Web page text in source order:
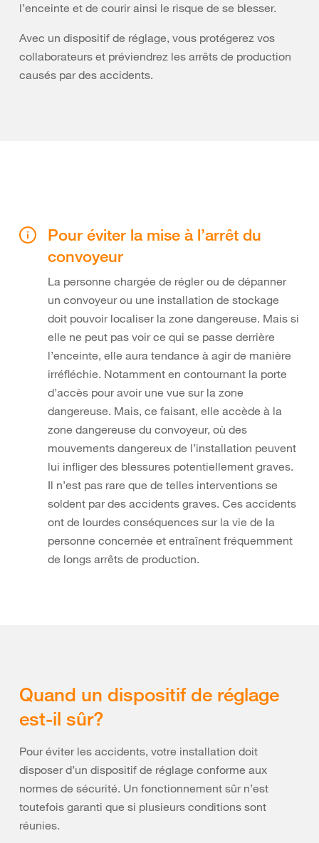
l’enceinte et de courir ainsi le risque de se blesser.
Avec un dispositif de réglage, vous protégerez vos
collaborateurs et préviendrez les arrêts de production
causés par des accidents.
Pour éviter la mise à l’arrêt du
convoyeur
La personne chargée de régler ou de dépanner
un convoyeur ou une installation de stockage
doit pouvoir localiser la zone dangereuse. Mais si
elle ne peut pas voir ce qui se passe derrière
l’enceinte, elle aura tendance à agir de manière
irréfléchie. Notamment en contournant la porte
d’accès pour avoir une vue sur la zone
dangereuse. Mais, ce faisant, elle accède à la
zone dangereuse du convoyeur, où des
mouvements dangereux de l’installation peuvent
lui infliger des blessures potentiellement graves.
Il n’est pas rare que de telles interventions se
soldent par des accidents graves. Ces accidents
ont de lourdes conséquences sur la vie de la
personne concernée et entraînent fréquemment
de longs arrêts de production.
Quand un dispositif de réglage
est-il sûr?
Pour éviter les accidents, votre installation doit
disposer d’un dispositif de réglage conforme aux
normes de sécurité. Un fonctionnement sûr n’est
toutefois garanti que si plusieurs conditions sont
réunies.